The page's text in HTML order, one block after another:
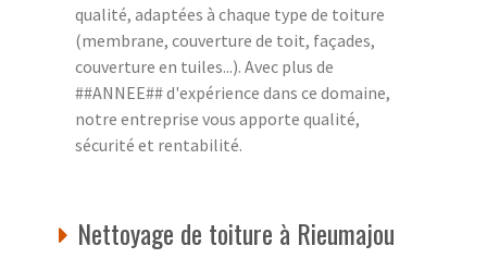
qualité, adaptées à chaque type de toiture
(membrane, couverture de toit, façades,
couverture en tuiles...). Avec plus de
##ANNEE## d'expérience dans ce domaine,
notre entreprise vous apporte qualité,
sécurité et rentabilité.
Nettoyage de toiture à Rieumajou